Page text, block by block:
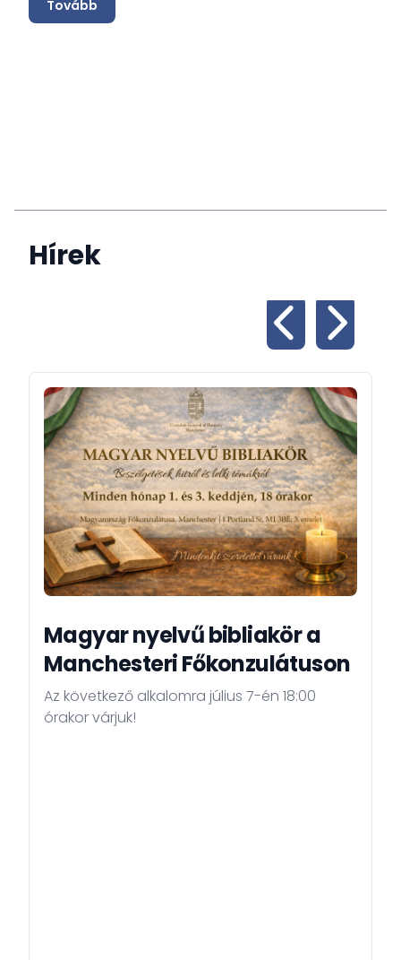
Tovább
Hírek
Magyar nyelvű bibliakör a
Manchesteri Főkonzulátuson
Az következő alkalomra július 7-én 18:00
órakor várjuk!